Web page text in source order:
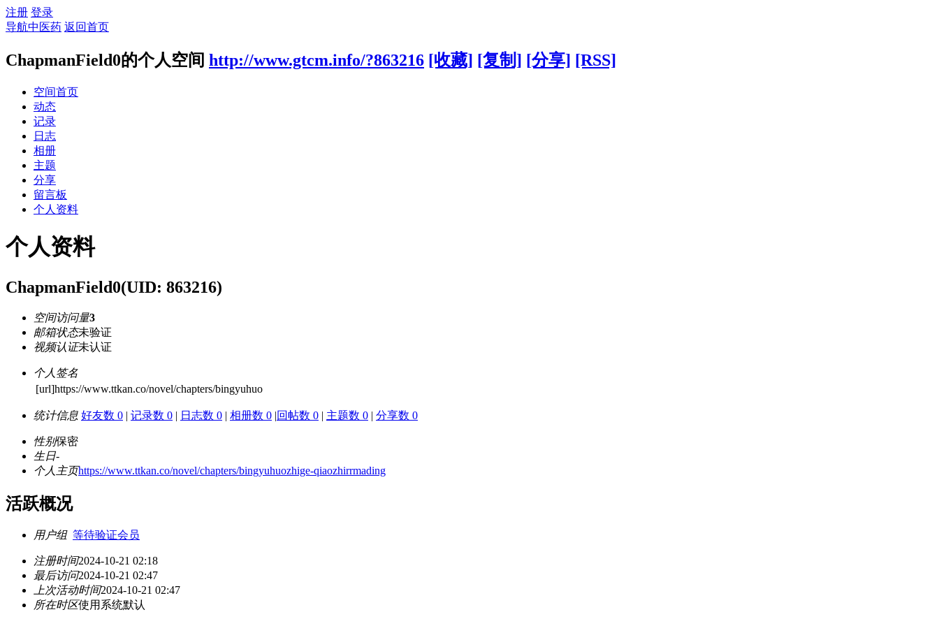
注册 登录
导航中医药 返回首页
ChapmanField0的个人空间 http://www.gtcm.info/?863216 [收藏] [复制] [分享] [RSS]
空间首页
动态
记录
日志
相册
主题
分享
留言板
个人资料
个人资料
ChapmanField0(UID: 863216)
空间访问量3
邮箱状态未验证
视频认证未认证
个人签名
[url]https://www.ttkan.co/novel/chapters/bingyuhuo
统计信息 好友数 0 | 记录数 0 | 日志数 0 | 相册数 0 |回帖数 0 | 主题数 0 | 分享数 0
性别保密
生日-
个人主页https://www.ttkan.co/novel/chapters/bingyuhuozhige-qiaozhirrmading
活跃概况
用户组 等待验证会员
注册时间2024-10-21 02:18
最后访问2024-10-21 02:47
上次活动时间2024-10-21 02:47
所在时区使用系统默认